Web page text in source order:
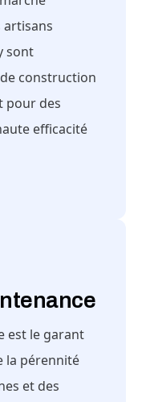
artisans
sont
construction
pour des
efficacité
est le garant
la pérennité
et des